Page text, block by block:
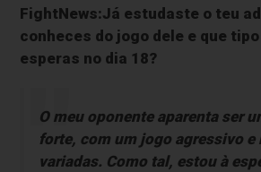
FightNews:Já estudaste o teu
conheces do jogo dele e que
esperas no dia 18?
O meu oponente aparenta ser
forte, com um jogo agressivo e
variadas. Como tal, estou à